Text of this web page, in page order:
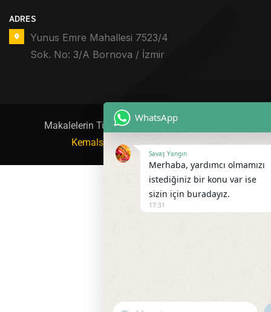
ADRES
Yunus Emre Mahallesi 7523/4
Sok. No: 3/A Bornova / İzmir
Makalelerin Tüm Hakkı Savaş Yangın Ltd.’ye Aittir.
KemalsTrade.comTarafından Yapılmıştır.
WhatsApp
Savaş Yangın
Merhaba, yardımcı olmamızı
istediğiniz bir konu var ise
sizin için buradayız.
17:31